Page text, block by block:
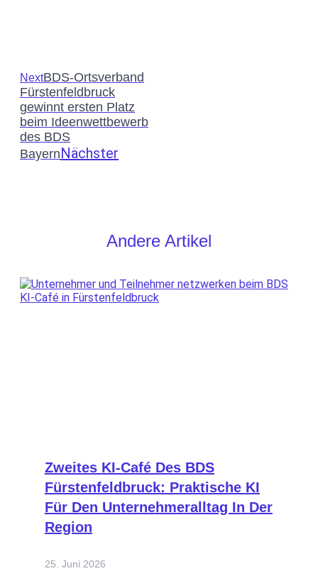
NextBDS-Ortsverband
Fürstenfeldbruck
gewinnt ersten Platz
beim Ideenwettbewerb
des BDS
BayernNächster
Andere Artikel
Zweites KI-Café Des BDS
Fürstenfeldbruck: Praktische KI
Für Den Unternehmeralltag In Der
Region
25. Juni 2026